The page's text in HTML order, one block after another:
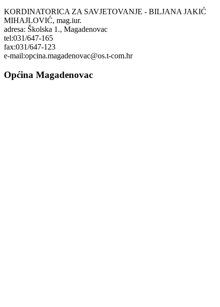
KORDINATORICA ZA SAVJETOVANJE - BILJANA JAKIĆ
MIHAJLOVIĆ, mag.iur.
adresa: Školska 1., Magadenovac
tel:031/647-165
fax:031/647-123
e-mail:opcina.magadenovac@os.t-com.hr
Općina Magadenovac